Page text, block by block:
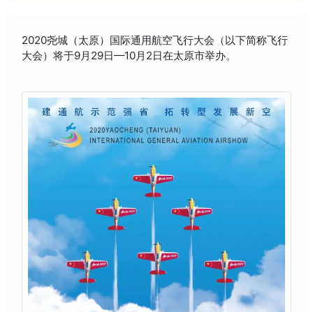
2020尧城（太原）国际通用航空飞行大会（以下简称飞行
大会）将于9月29日—10月2日在太原市举办。